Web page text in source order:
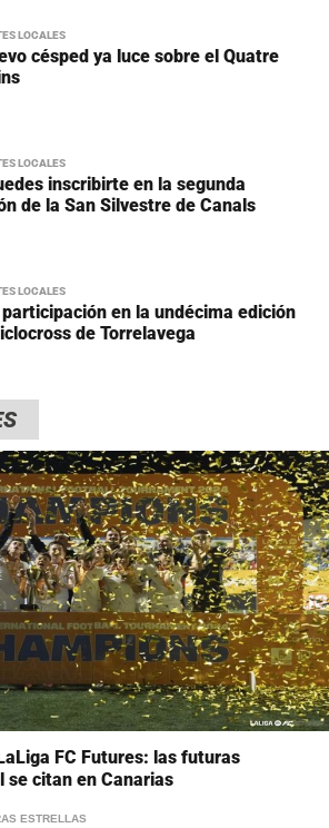
LOCALES
césped ya luce sobre el Quatre
LOCALES
inscribirte en la segunda
de la San Silvestre de Canals
LOCALES
en la undécima edición
de Torrelavega
FC Futures: las futuras
citan en Canarias
ESTRELLAS